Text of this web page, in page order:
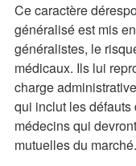
Ce caractère
généralisé est mis
généralistes, le
médicaux. Ils lui
charge
qui inclut les
médecins qui
mutuelles du marché.